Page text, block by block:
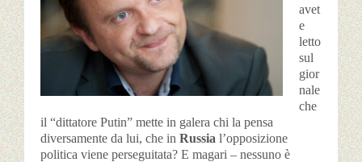
avet
e
letto
sul
gior
nale
che
il “dittatore Putin” mette in galera chi la pensa
diversamente da lui, che in Russia l’opposizione
politica viene perseguitata? E magari – nessuno è